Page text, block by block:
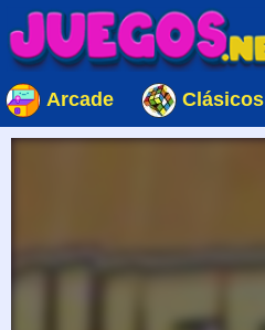
Arcade Clásicos